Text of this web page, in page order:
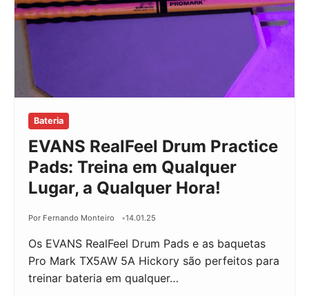
Bateria
EVANS RealFeel Drum Practice
Pads: Treina em Qualquer
Lugar, a Qualquer Hora!
Por Fernando Monteiro 14.01.25
Os EVANS RealFeel Drum Pads e as baquetas
Pro Mark TX5AW 5A Hickory são perfeitos para
treinar bateria em qualquer…